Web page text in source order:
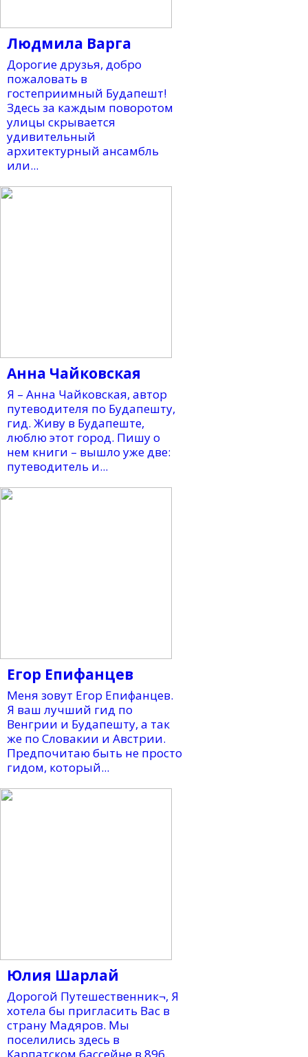
Людмила Варга
Дорогие друзья, добро
пожаловать в
гостеприимный Будапешт!
Здесь за каждым поворотом
улицы скрывается
удивительный
архитектурный ансамбль
или...
Анна Чайковская
Я – Анна Чайковская, автор
путеводителя по Будапешту,
гид. Живу в Будапеште,
люблю этот город. Пишу о
нем книги – вышло уже две:
путеводитель и...
Егор Епифанцев
Меня зовут Егор Епифанцев.
Я ваш лучший гид по
Венгрии и Будапешту, а так
же по Словакии и Австрии.
Предпочитаю быть не просто
гидом, который...
Юлия Шарлай
Дорогой Путешественник¬, Я
хотела бы пригласить Вас в
страну Мадяров. Мы
поселились здесь в
Карпатском бассейне в 896.